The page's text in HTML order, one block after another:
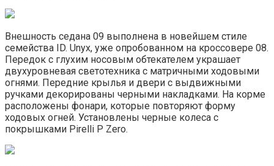
Внешность седана 09 выполнена в новейшем стиле
семейства ID. Unyx, уже опробованном на кроссовере 08.
Передок с глухим носовым обтекателем украшает
двухуровневая светотехника с матричными ходовыми
огнями. Передние крылья и двери с выдвижными
ручками декорированы черными накладками. На корме
расположены фонари, которые повторяют форму
ходовых огней. Установлены черные колеса с
покрышками Pirelli P Zero.